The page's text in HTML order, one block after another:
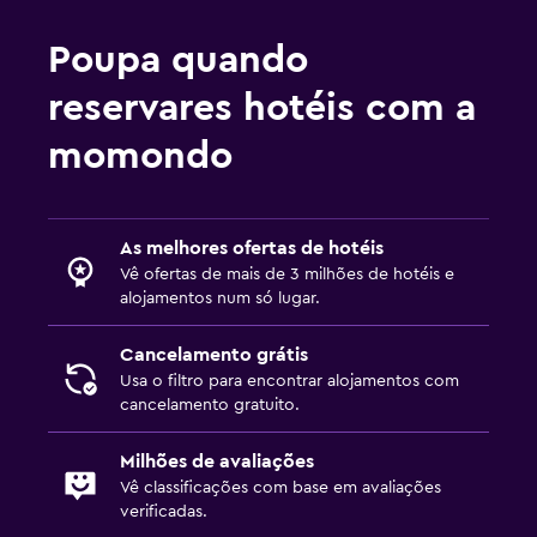
Multimédia e entretenimento
TV de ecrã plano
TV Cabo ou TV por satélite
Acessibilidade e conveniência
Elevador
Quarto para não fumadores
Serviço de lavandaria
Ferro e tábua de passar a ferro
Poupa quando
reservares hotéis com a
momondo
As melhores ofertas de hotéis
Vê ofertas de mais de 3 milhões de hotéis e
alojamentos num só lugar.
Cancelamento grátis
Usa o filtro para encontrar alojamentos com
cancelamento gratuito.
Milhões de avaliações
Vê classificações com base em avaliações
verificadas.